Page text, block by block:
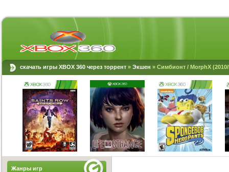
скачать игры XBOX 360 через торрент » Экшен » Симбионт / MorphX
Жанры игр